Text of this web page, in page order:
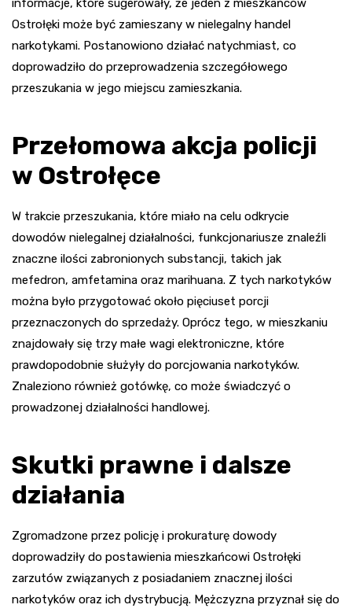
informacje, które sugerowały, że jeden z mieszkańców
Ostrołęki może być zamieszany w nielegalny handel
narkotykami. Postanowiono działać natychmiast, co
doprowadziło do przeprowadzenia szczegółowego
przeszukania w jego miejscu zamieszkania.
Przełomowa akcja policji
w Ostrołęce
W trakcie przeszukania, które miało na celu odkrycie
dowodów nielegalnej działalności, funkcjonariusze znaleźli
znaczne ilości zabronionych substancji, takich jak
mefedron, amfetamina oraz marihuana. Z tych narkotyków
można było przygotować około pięciuset porcji
przeznaczonych do sprzedaży. Oprócz tego, w mieszkaniu
znajdowały się trzy małe wagi elektroniczne, które
prawdopodobnie służyły do porcjowania narkotyków.
Znaleziono również gotówkę, co może świadczyć o
prowadzonej działalności handlowej.
Skutki prawne i dalsze
działania
Zgromadzone przez policję i prokuraturę dowody
doprowadziły do postawienia mieszkańcowi Ostrołęki
zarzutów związanych z posiadaniem znacznej ilości
narkotyków oraz ich dystrybucją. Mężczyzna przyznał się do